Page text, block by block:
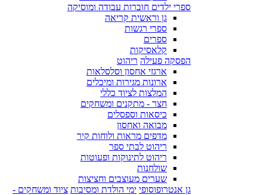
ספרי ילדים חוברות עבודה ומוסיקה
גן וראשית קריאה
ספרי רגשות
ספרים
קלאסיקות
הפסקה פעילה ריהוט
ארגזי אחסון וסלסלאות
ארונות מגירות ומיכלים
המלצות לציוד כללי
חצר - מתקנים ומשחקים
כיסאות וספסלים
מבואה ואחסון
מדפים מראות ולוחות קיר
ריהוט לבתי ספר
ריהוט לתינוקות ופעוטות
שולחנות
שערים מעוצבים וחציצות
גן אנטרופוסופי ימי הולדת ומסיבות ציוד ומשחקים -